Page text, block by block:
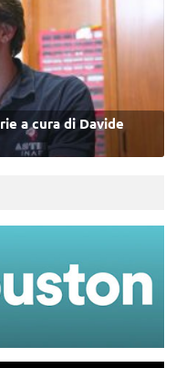
a cura di Davide